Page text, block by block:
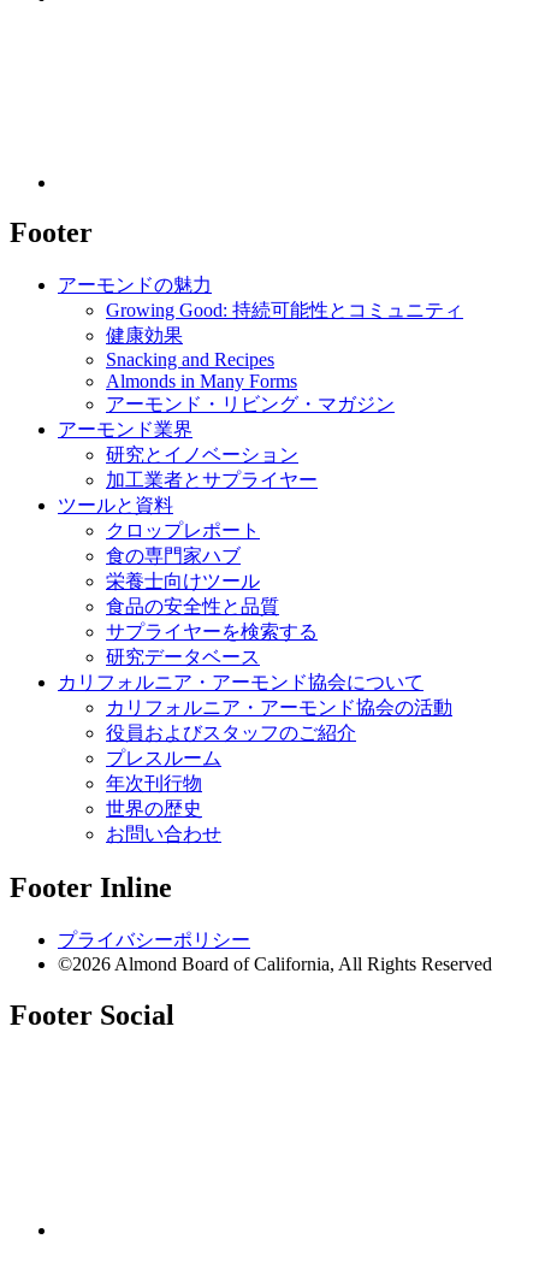
Footer
アーモンドの魅力
Growing Good: 持続可能性とコミュニティ
健康効果
Snacking and Recipes
Almonds in Many Forms
アーモンド・リビング・マガジン
アーモンド業界
研究とイノベーション
加工業者とサプライヤー
ツールと資料
クロップレポート
食の専門家ハブ
栄養士向けツール
食品の安全性と品質
サプライヤーを検索する
研究データベース
カリフォルニア・アーモンド協会について
カリフォルニア・アーモンド協会の活動
役員およびスタッフのご紹介
プレスルーム
年次刊行物
世界の歴史
お問い合わせ
Footer Inline
プライバシーポリシー
©2026 Almond Board of California, All Rights Reserved
Footer Social